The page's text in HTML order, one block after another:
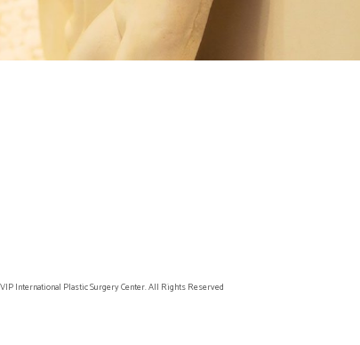
International Plastic Surgery Center. All Rights Reserved